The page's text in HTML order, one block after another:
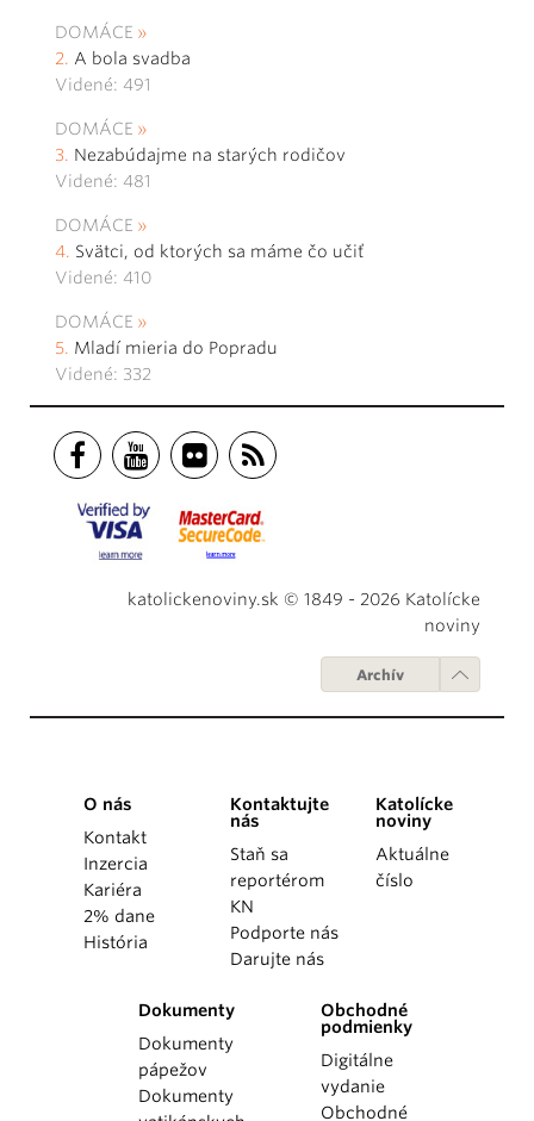
DOMÁCE
A bola svadba
Videné: 491
DOMÁCE
Nezabúdajme na starých rodičov
Videné: 481
DOMÁCE
Svätci, od ktorých sa máme čo učiť
Videné: 410
DOMÁCE
Mladí mieria do Popradu
Videné: 332
katolickenoviny.sk © 1849 - 2026 Katolícke
noviny
Archív
O nás
Kontakt
Inzercia
Kariéra
2% dane
História
Kontaktujte
nás
Staň sa
reportérom
KN
Podporte nás
Darujte nás
Katolícke
noviny
Aktuálne
číslo
Dokumenty
Dokumenty
pápežov
Dokumenty
Obchodné
podmienky
Digitálne
vydanie
Obchodné